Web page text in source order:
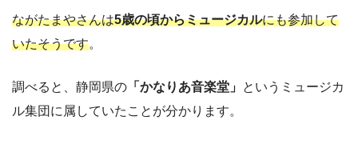
ながたまやさんは5歳の頃からミュージカルにも参加して
いたそうです。
調べると、静岡県の 「かなりあ音楽堂」 というミュージカ
ル集団に属していたことが分かります。